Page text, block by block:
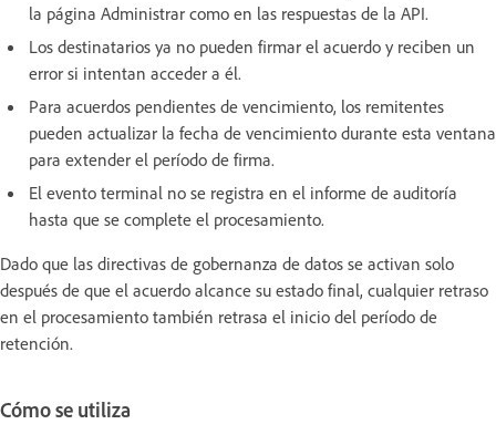
la página Administrar como en las respuestas de la API.
Los destinatarios ya no pueden firmar el acuerdo y reciben un
error si intentan acceder a él.
Para acuerdos pendientes de vencimiento, los remitentes
pueden actualizar la fecha de vencimiento durante esta ventana
para extender el período de firma.
El evento terminal no se registra en el informe de auditoría
hasta que se complete el procesamiento.
Dado que las directivas de gobernanza de datos se activan solo
después de que el acuerdo alcance su estado final, cualquier retraso
en el procesamiento también retrasa el inicio del período de
retención.
Cómo se utiliza